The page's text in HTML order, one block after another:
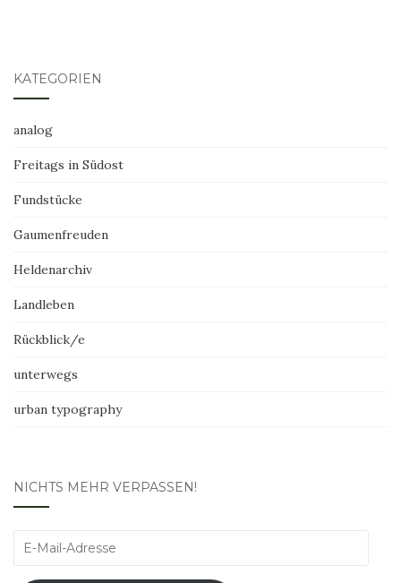
KATEGORIEN
analog
Freitags in Südost
Fundstücke
Gaumenfreuden
Heldenarchiv
Landleben
Rückblick/e
unterwegs
urban typography
NICHTS MEHR VERPASSEN!
E-